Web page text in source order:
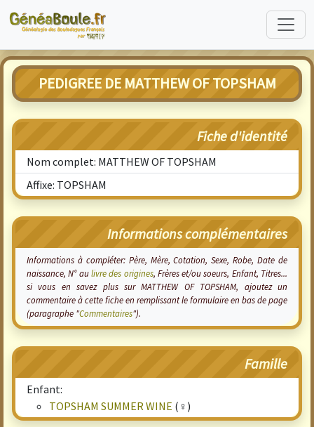
PEDIGREE DE MATTHEW OF TOPSHAM
Fiche d'identité
Nom complet: MATTHEW OF TOPSHAM
Affixe: TOPSHAM
Informations complémentaires
Informations à compléter: Père, Mère, Cotation, Sexe, Robe, Date de
naissance, N° aulivre des origines, Frères et/ou soeurs, Enfant, Titres...
si vous en savez plus sur MATTHEW OF TOPSHAM, ajoutez un
commentaire à cette fiche en remplissant le formulaire en bas de page
(paragraphe "Commentaires").
Famille
Enfant:
TOPSHAM SUMMER WINE (♀)